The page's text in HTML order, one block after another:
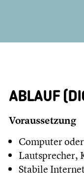
ABLAUF
Voraussetzung
Computer
Lautsprecher,
Stabile